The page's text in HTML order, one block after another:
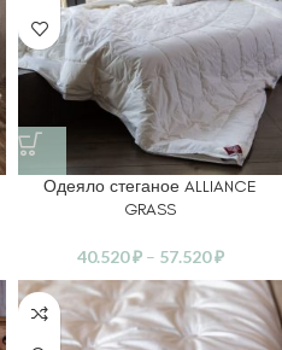
Одеяло стеганое ALLIANCE
GRASS
40.520₽ – 57.520₽